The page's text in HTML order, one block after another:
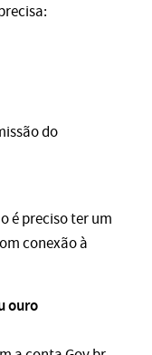
do
é preciso ter um
conexão à
ouro